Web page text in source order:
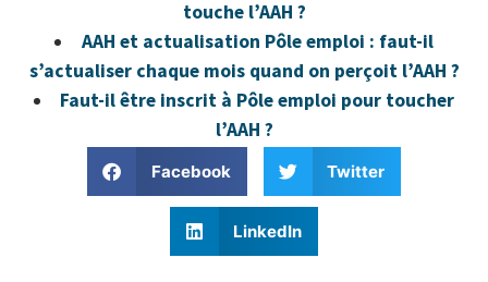
touche l’AAH ?
AAH et actualisation Pôle emploi : faut-il
s’actualiser chaque mois quand on perçoit l’AAH ?
Faut-il être inscrit à Pôle emploi pour toucher
l’AAH ?
Facebook Twitter
LinkedIn